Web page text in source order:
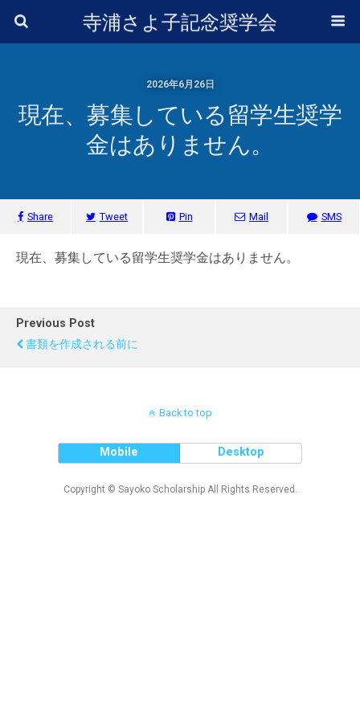
寺浦さよ子記念奨学会
2026年6月26日
現在、募集している留学生奨学
金はありません。
Share Tweet Pin Mail SMS
現在、募集している留学生奨学金はありません。
Previous Post
書類を作成される前に
Back to top
Mobile Desktop
Copyright © Sayoko Scholarship All Rights Reserved.